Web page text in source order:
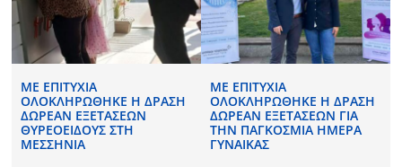
ΜΕ ΕΠΙΤΥΧΊΑ
ΟΛΟΚΛΗΡΏΘΗΚΕ Η ΔΡΆΣΗ
ΔΩΡΕΆΝ ΕΞΕΤΆΣΕΩΝ
ΘΥΡΕΟΕΙΔΟΎΣ ΣΤΗ
ΜΕΣΣΗΝΊΑ
ΜΕ ΕΠΙΤΥΧΊΑ
ΟΛΟΚΛΗΡΏΘΗΚΕ Η ΔΡΆΣΗ
ΔΩΡΕΆΝ ΕΞΕΤΆΣΕΩΝ ΓΙΑ
ΤΗΝ ΠΑΓΚΌΣΜΙΑ ΗΜΈΡΑ
ΓΥΝΑΊΚΑΣ